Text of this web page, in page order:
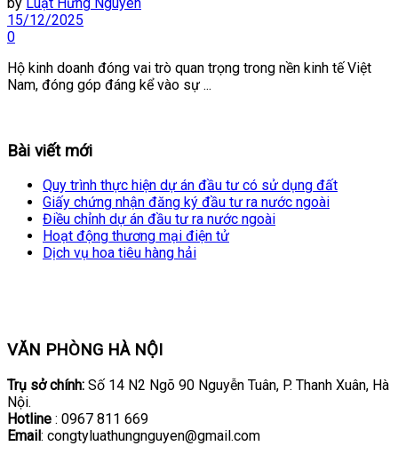
15/12/2025
0
Hộ kinh doanh đóng vai trò quan trọng trong nền kinh tế Việt
Nam, đóng góp đáng kể vào sự ...
Bài viết mới
Quy trình thực hiện dự án đầu tư có sử dụng đất
Giấy chứng nhận đăng ký đầu tư ra nước ngoài
Điều chỉnh dự án đầu tư ra nước ngoài
Hoạt động thương mại điện tử
Dịch vụ hoa tiêu hàng hải
VĂN PHÒNG HÀ NỘI
Trụ sở chính: Số 14 N2 Ngõ 90 Nguyễn Tuân, P. Thanh Xuân, Hà
Nội.
Hotline : 0967 811 669
Email: congtyluathungnguyen@gmail.com